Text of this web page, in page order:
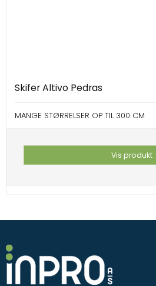
Skifer Altivo Pedras
MANGE STØRRELSER OP TIL 300 CM
Vis produkt